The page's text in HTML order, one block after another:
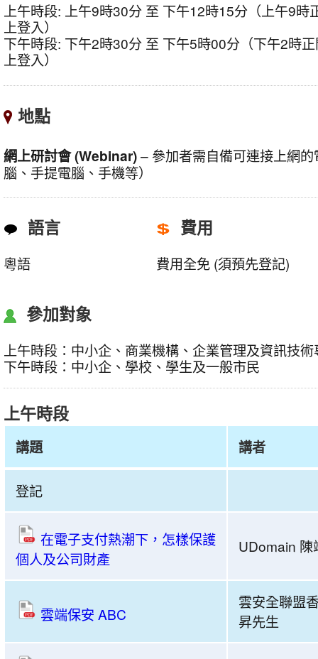
上午時段: 上午9時30分 至 下午12時15分（上午9時
上登入）
下午時段: 下午2時30分 至 下午5時00分（下午2時
上登入）
地點
網上研討會 (Webinar)– 參加者需自備可連接上網
腦、手提電腦、手機等）
語言
粵語
費用
費用全免 (須預先登記)
參加對象
上午時段：中小企、商業機構、企業管理及資訊技
下午時段：中小企、學校、學生及一般市民
上午時段
建
安
網
絡
2021
講題 講者
登記
在電子支付熱潮下，怎樣保護
個人及公司財產
UDomain 陳
雲端保安 ABC
雲安全聯盟
昇先生